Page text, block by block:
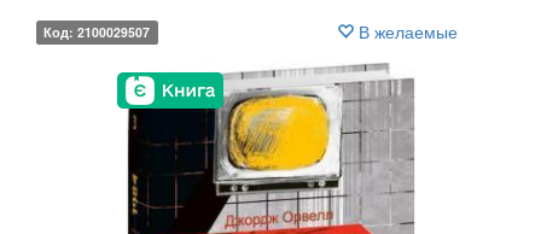
Код: 2100029507 В желаемые